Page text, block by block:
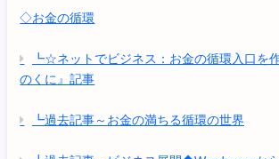
◇お金の循環
┗☆ネットでビジネス：お金の循環入口を
のくに』記事
┗過去記事～お金の満ちる循環の世界